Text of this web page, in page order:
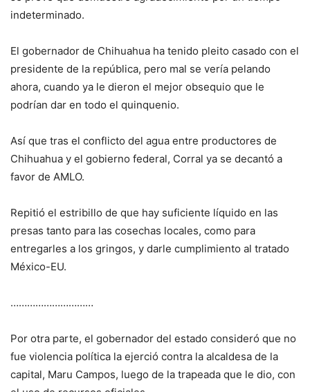
indeterminado.
El gobernador de Chihuahua ha tenido pleito casado con el
presidente de la república, pero mal se vería pelando
ahora, cuando ya le dieron el mejor obsequio que le
podrían dar en todo el quinquenio.
Así que tras el conflicto del agua entre productores de
Chihuahua y el gobierno federal, Corral ya se decantó a
favor de AMLO.
Repitió el estribillo de que hay suficiente líquido en las
presas tanto para las cosechas locales, como para
entregarles a los gringos, y darle cumplimiento al tratado
México-EU.
…………………………
Por otra parte, el gobernador del estado consideró que no
fue violencia política la ejerció contra la alcaldesa de la
capital, Maru Campos, luego de la trapeada que le dio, con